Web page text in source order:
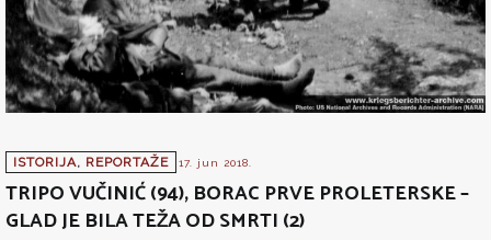
ISTORIJA, REPORTAŽE 17. jun 2018.
TRIPO VUČINIĆ (94), BORAC PRVE PROLETERSKE –
GLAD JE BILA TEŽA OD SMRTI (2)